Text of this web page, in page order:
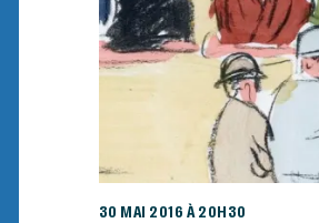
30 MAI 2016 À 20H30